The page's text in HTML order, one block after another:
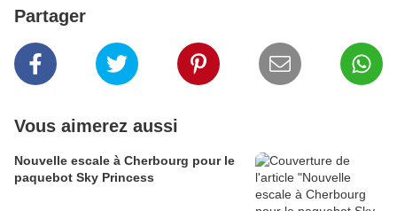
Partager
Vous aimerez aussi
Nouvelle escale à Cherbourg pour le
paquebot Sky Princess